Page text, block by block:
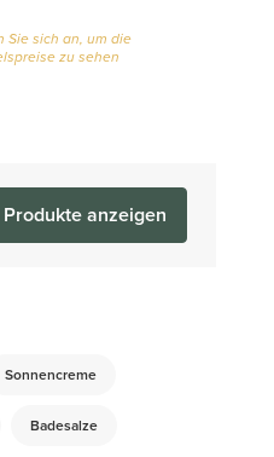
Sie sich an, um die
zu sehen
anzeigen
Sonnencreme
Badesalze